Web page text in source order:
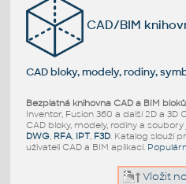
CAD/BIM
CAD bloky, modely, rodiny,
Bezplatná knihovna CAD a BIM bloků
Inventor, Fusion 360 a další 2D a 3D
CAD bloky, modely, rodiny a
DWG, RFA, IPT, F3D. Katalog slouží
uživateli CAD a BIM aplikací.
Vložit